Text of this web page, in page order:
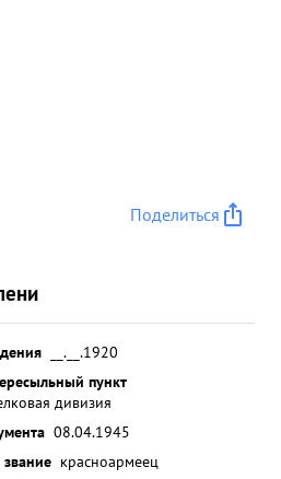
Поделиться
__.__.1920
пункт
дивизия
08.04.1945
красноармеец